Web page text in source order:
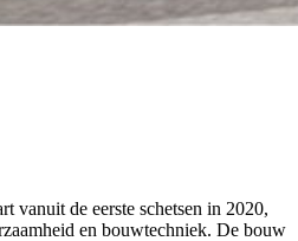
vanuit de eerste schetsen in 2020,
en bouwtechniek. De bouw